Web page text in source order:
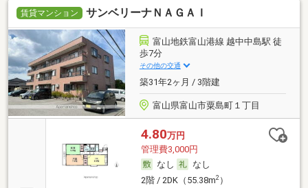
賃貸マンション サンベリーナＮＡＧＡＩ
富山地鉄富山港線 越中中島駅 徒
歩7分
その他の交通
築31年2ヶ月 / 3階建
富山県富山市粟島町１丁目
4.80万円
管理費3,000円
なし
なし
2階 / 2DK（55.38m2）